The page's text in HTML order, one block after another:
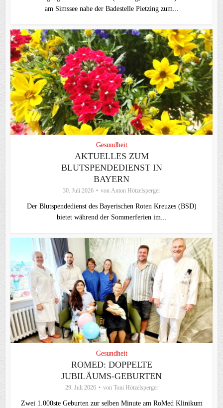
am Simssee nahe der Badestelle Pietzing zum...
Gesundheit
AKTUELLES ZUM
BLUTSPENDEDIENST IN
BAYERN
30. Juli 2026 von Anton Hötzelsperger
Der Blutspendedienst des Bayerischen Roten Kreuzes (BSD)
bietet während der Sommerferien im...
Gesundheit
ROMED: DOPPELTE
JUBILÄUMS-GEBURTEN
29. Juli 2026 von Toni Hötzelsperger
Zwei 1.000ste Geburten zur selben Minute am RoMed Klinikum